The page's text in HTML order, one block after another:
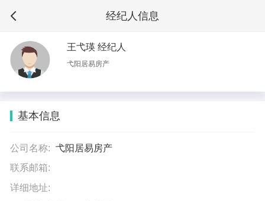
经纪人信息
王弋瑛 经纪人
弋阳居易房产
基本信息
公司名称: 弋阳居易房产
联系邮箱:
详细地址: